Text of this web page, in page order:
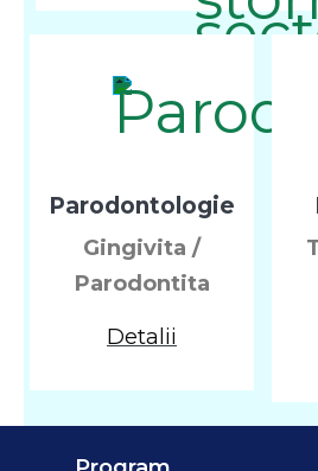
Parodontologie
Gingivita /
Parodontita
Detalii